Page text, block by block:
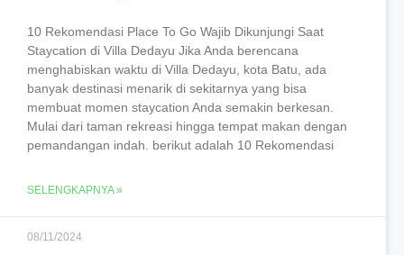
10 Rekomendasi Place To Go Wajib Dikunjungi Saat
Staycation di Villa Dedayu Jika Anda berencana
menghabiskan waktu di Villa Dedayu, kota Batu, ada
banyak destinasi menarik di sekitarnya yang bisa
membuat momen staycation Anda semakin berkesan.
Mulai dari taman rekreasi hingga tempat makan dengan
pemandangan indah. berikut adalah 10 Rekomendasi
SELENGKAPNYA »
08/11/2024